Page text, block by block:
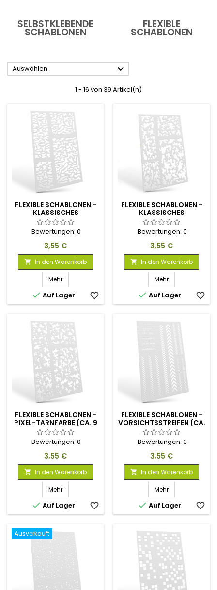
SELBSTKLEBENDE
SCHABLONEN
FLEXIBLE
SCHABLONEN
Auswählen 
1 - 16 von 39 Artikel(n)
FLEXIBLE SCHABLONEN -
KLASSISCHES
TARNMUSTER 2
Bewertungen: 0
Preis
3,55 €
 In den Warenkorb
Mehr
 Auf Lager favorite_border
FLEXIBLE SCHABLONEN -
KLASSISCHES
TARNMUSTER 1 (CA. 15
MM)
Bewertungen: 0
Preis
3,55 €
 In den Warenkorb
Mehr
 Auf Lager favorite_border
FLEXIBLE SCHABLONEN -
PIXEL-TARNFARBE (CA. 9
MM)
Bewertungen: 0
Preis
3,55 €
 In den Warenkorb
Mehr
 Auf Lager favorite_border
FLEXIBLE SCHABLONEN -
VORSICHTSSTREIFEN (CA.
5 MM)
Bewertungen: 0
Preis
3,55 €
 In den Warenkorb
Mehr
 Auf Lager favorite_border
Ausverkauft